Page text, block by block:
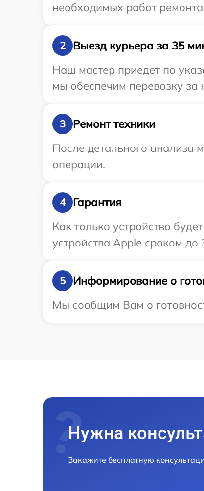
необходимых работ
2
Выезд курьера за 35
Наш мастер приедет по
мы обеспечим перевозку за
3
Ремонт техники
После детального анализа
операции.
4
Гарантия
Как только устройство
устройства Apple сроком до
5
Информирование о
Мы сообщим Вам о
Нужна
Закажите бесплатную